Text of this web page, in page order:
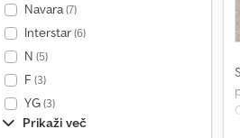
Navara(7)
Interstar(6)
N (5)
F (3)
YG(3)
Prikaži več